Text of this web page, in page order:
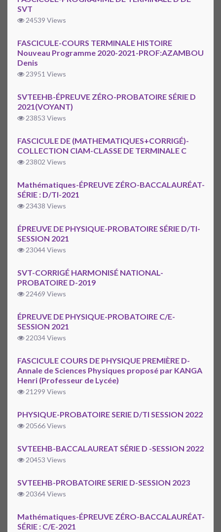
SVT
24539 Views
FASCICULE-COURS TERMINALE HISTOIRE
Nouveau Programme 2020-2021-PROF:AZAMBOU
Denis
23951 Views
SVTEEHB-ÉPREUVE ZÉRO-PROBATOIRE SÉRIE D
2021(VOYANT)
23853 Views
FASCICULE DE (MATHEMATIQUES+CORRIGÉ)-
COLLECTION CIAM-CLASSE DE TERMINALE C
23802 Views
Mathématiques-ÉPREUVE ZÉRO-BACCALAURÉAT-
SÉRIE : D/TI-2021
23438 Views
ÉPREUVE DE PHYSIQUE-PROBATOIRE SÉRIE D/TI-
SESSION 2021
23044 Views
SVT-CORRIGÉ HARMONISÉ NATIONAL-
PROBATOIRE D-2019
22469 Views
ÉPREUVE DE PHYSIQUE-PROBATOIRE C/E-
SESSION 2021
22034 Views
FASCICULE COURS DE PHYSIQUE PREMIÈRE D-
Annale de Sciences Physiques proposé par KANGA
Henri (Professeur de Lycée)
21299 Views
PHYSIQUE-PROBATOIRE SERIE D/TI SESSION 2022
20566 Views
SVTEEHB-BACCALAUREAT SÉRIE D -SESSION 2022
20453 Views
SVTEEHB-PROBATOIRE SERIE D-SESSION 2023
20364 Views
Mathématiques-ÉPREUVE ZÉRO-BACCALAURÉAT-
SÉRIE : C/E-2021